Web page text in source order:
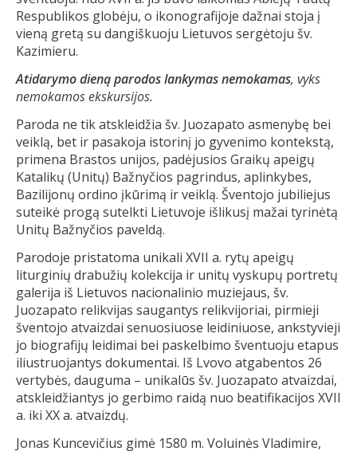
Respublikos globėju, o ikonografijoje dažnai stoja į
vieną gretą su dangiškuoju Lietuvos sergėtoju šv.
Kazimieru.
Atidarymo dieną parodos lankymas nemokamas, vyks
nemokamos ekskursijos.
Paroda ne tik atskleidžia šv. Juozapato asmenybę bei
veiklą, bet ir pasakoja istorinį jo gyvenimo kontekstą,
primena Brastos unijos, padėjusios Graikų apeigų
Katalikų (Unitų) Bažnyčios pagrindus, aplinkybes,
Bazilijonų ordino įkūrimą ir veiklą. Šventojo jubiliejus
suteikė progą sutelkti Lietuvoje išlikusį mažai tyrinėtą
Unitų Bažnyčios paveldą.
Parodoje pristatoma unikali XVII a. rytų apeigų
liturginių drabužių kolekcija ir unitų vyskupų portretų
galerija iš Lietuvos nacionalinio muziejaus, šv.
Juozapato relikvijas saugantys relikvijoriai, pirmieji
šventojo atvaizdai senuosiuose leidiniuose, ankstyvieji
jo biografijų leidimai bei paskelbimo šventuoju etapus
iliustruojantys dokumentai. Iš Lvovo atgabentos 26
vertybės, dauguma – unikalūs šv. Juozapato atvaizdai,
atskleidžiantys jo gerbimo raidą nuo beatifikacijos XVII
a. iki XX a. atvaizdų.
Jonas Kuncevičius gimė 1580 m. Voluinės Vladimire,